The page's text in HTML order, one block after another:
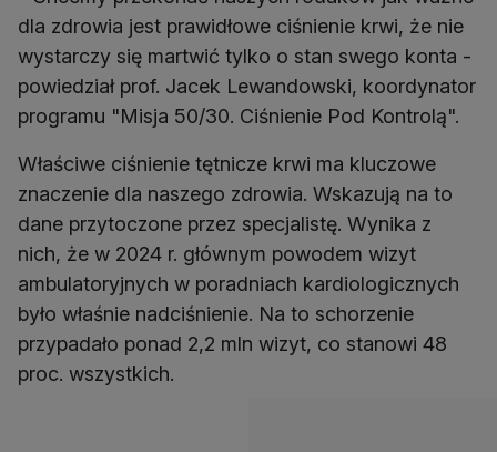
dla zdrowia jest prawidłowe ciśnienie krwi, że nie
wystarczy się martwić tylko o stan swego konta -
powiedział prof. Jacek Lewandowski, koordynator
programu "Misja 50/30. Ciśnienie Pod Kontrolą".
Właściwe ciśnienie tętnicze krwi ma kluczowe
znaczenie dla naszego zdrowia. Wskazują na to
dane przytoczone przez specjalistę. Wynika z
nich, że w 2024 r. głównym powodem wizyt
ambulatoryjnych w poradniach kardiologicznych
było właśnie nadciśnienie. Na to schorzenie
przypadało ponad 2,2 mln wizyt, co stanowi 48
proc. wszystkich.